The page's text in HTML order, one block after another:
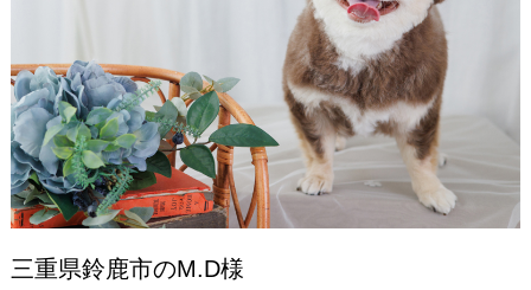
三重県鈴鹿市のM.D様